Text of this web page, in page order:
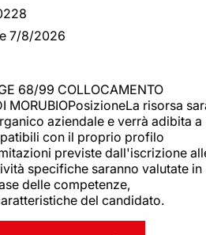
7/8/2026
68/99 COLLOCAMENTO
MORUBIOPosizioneLa risorsa
aziendale e verrà adibita a
con il proprio profilo
previste dall'iscrizione
specifiche saranno valutate in
delle competenze,
del candidato.